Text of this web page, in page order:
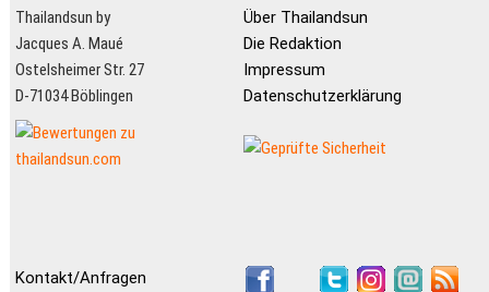
Thailandsun by
Jacques A. Maué
Ostelsheimer Str. 27
D-71034 Böblingen
Über Thailandsun
Die Redaktion
Impressum
Datenschutzerklärung
Kontakt/Anfragen